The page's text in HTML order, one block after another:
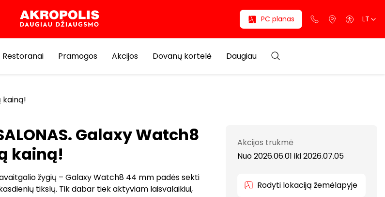
PC planas LT
Restoranai Pramogos Akcijos Dovanų kortelė Daugiau
kainą!
Galaxy Watch8
kainą!
žygių – Galaxy Watch8 44 mm padės sekti
tikslų. Tik dabar tiek aktyviam laisvalaikiui,
Akcijos trukmė
Nuo 2026.06.01 iki2026.07.05
Rodyti lokaciją žemėlapyje